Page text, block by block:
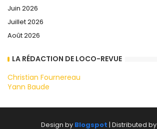
Juin 2026
Juillet 2026
Août 2026
LA RÉDACTION DE LOCO-REVUE
Christian Fournereau
Yann Baude
Design by Blogspot | Distributed by